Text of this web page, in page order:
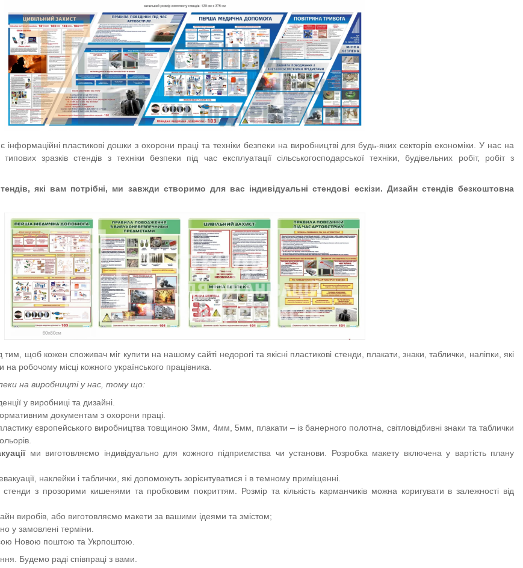
пластикові дошки з охорони праці та техніки безпеки на виробництві для будь-яких секторів економіки. У нас на
зразків стендів з техніки безпеки під час експлуатації сільськогосподарської техніки, будівельних робіт, робіт з
які вам потрібні, ми завжди створимо для вас індивідуальні стендові ескізи. Дизайн стендів безкоштовна
щоб кожен споживач міг купити на нашому сайті недорогі та якісні пластикові стенди, плакати, знаки, таблички, наліпки, які
робочому місці кожного українського працівника.
на виробницті у нас, тому що:
у виробниці та дизайні.
документам з охорони праці.
європейського виробництва товщиною 3мм, 4мм, 5мм, плакати – із банерного полотна, світловідбивні знаки та таблички
ми виготовляємо індивідуально для кожного підприємства чи установи. Розробка макету включена у вартість плану
наклейки і таблички, які допоможуть зорієнтуватися і в темному приміщенні.
стенди з прозорими кишенями та пробковим покриттям. Розмір та кількість карманчиків можна коригувати в залежності від
виробів, або виготовляємо макети за вашими ідеями та змістом;
у замовлені терміни.
Новою поштою та Укрпоштою.
Будемо раді співпраці з вами.